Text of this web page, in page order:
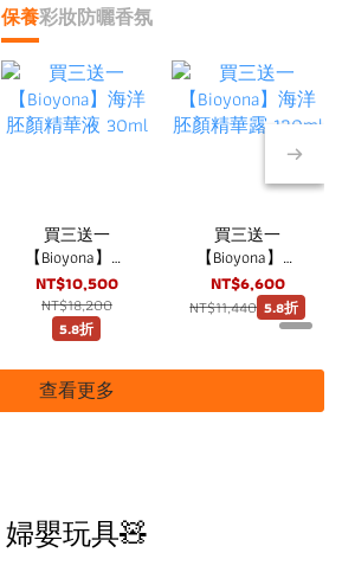
保養彩妝防曬香氛
買三送一
【Bioyona】海
洋胚顏精華液
30ml
NT$10,500
NT$18,200
5.8折
買三送一
【Bioyona】海
洋胚顏精華露
120ml
NT$6,600
NT$11,440 5.8折
查看更多
婦嬰玩具🧸